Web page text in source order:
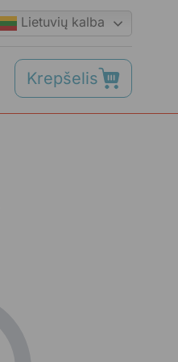
Lietuvių kalba
Krepšelis